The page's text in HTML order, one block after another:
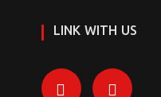
LINK WITH US